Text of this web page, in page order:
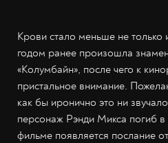
Крови стало меньше не только
годом ранее произошла
«Колумбайн», после чего к
пристальное внимание.
как бы иронично это ни
персонаж Рэнди Микса погиб
фильме появляется послание